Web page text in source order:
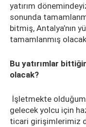
yatırım
sonunda
bitmiş, Antalya’nın
tamamlanmış
Bu yatırımlar
olacak?
İşletmekte
gelecek yolcu için
ticari girişimlerimiz